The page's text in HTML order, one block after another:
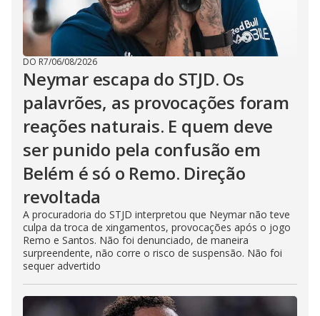
DO R7/06/08/2026
Neymar escapa do STJD. Os
palavrões, as provocações foram
reações naturais. E quem deve
ser punido pela confusão em
Belém é só o Remo. Direção
revoltada
A procuradoria do STJD interpretou que Neymar não teve
culpa da troca de xingamentos, provocações após o jogo
Remo e Santos. Não foi denunciado, de maneira
surpreendente, não corre o risco de suspensão. Não foi
sequer advertido